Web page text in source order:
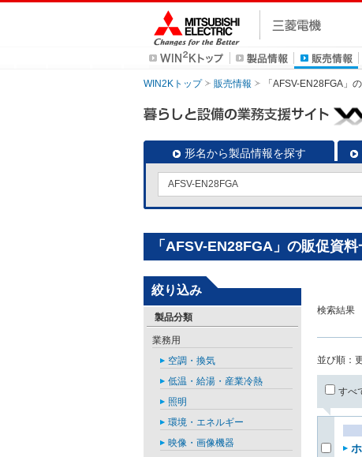
WIN2Kトップ 販売情報 「AFSV-EN28FGA」
形名から製品情報を探す
「AFSV-EN28FGA」の販促資料
検索結果
並び順：
すべ
絞り込み
製品分類
業務用
空調・換気
低温・給湯・産業冷熱
照明
環境・エネルギー
映像・画像機器